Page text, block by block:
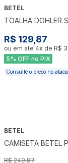
BETEL
TOALHA DOHLER
R$ 129,87
ou em ate 4x de R$
5% OFF no PIX
Consulte o preco no
BETEL
CAMISETA BETEL
R$ 249,87